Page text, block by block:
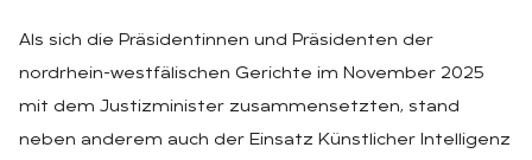
Als sich die Präsidentinnen und Präsidenten der
nordrhein-westfälischen Gerichte im November 2025
mit dem Justizminister zusammensetzten, stand
neben anderem auch der Einsatz Künstlicher Intelligenz